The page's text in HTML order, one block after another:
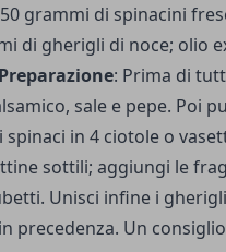
grammi di spinacini
di gherigli di noce; olio
Preparazione: Prima di
sale e pepe. Poi
in 4 ciotole o
sottili; aggiungi le
Unisci infine i
precedenza. Un